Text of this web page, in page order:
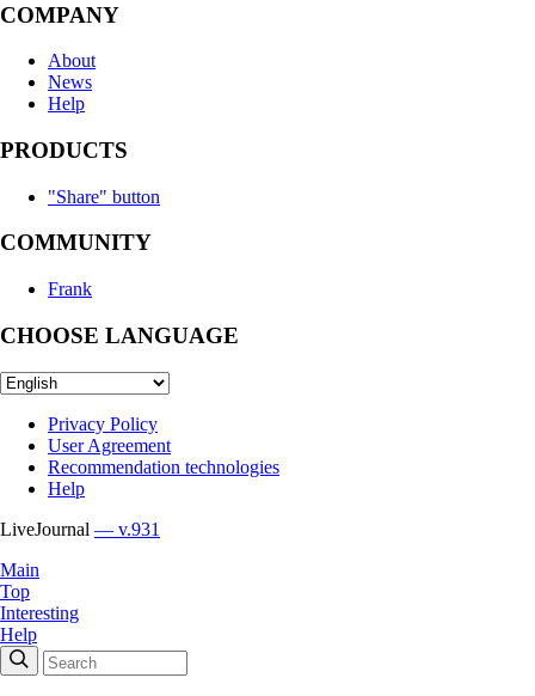
COMPANY
About
News
Help
PRODUCTS
"Share" button
COMMUNITY
Frank
CHOOSE LANGUAGE
Privacy Policy
User Agreement
Recommendation technologies
Help
LiveJournal — v.931
Main
Top
Interesting
Help